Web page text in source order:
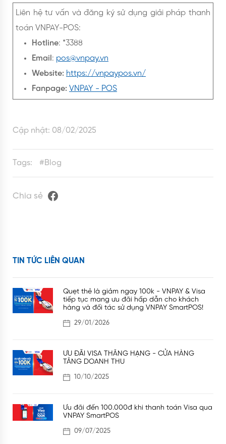
Liên hệ tư vấn và đăng ký sử dụng giải pháp thanh
toán VNPAY-POS:
Hotline: *3388
Email : pos@vnpay.vn
Website: https://vnpaypos.vn/
Fanpage: VNPAY - POS
Cập nhật: 08/02/2025
Tags: #Blog
Chia sẻ
TIN TỨC LIÊN QUAN
Quẹt thẻ là giảm ngay 100k - VNPAY & Visa
tiếp tục mang ưu đãi hấp dẫn cho khách
hàng và đối tác sử dụng VNPAY SmartPOS!
29/01/2026
ƯU ĐÃI VISA THĂNG HẠNG - CỬA HÀNG
TĂNG DOANH THU
10/10/2025
Ưu đãi đến 100.000đ khi thanh toán Visa qua
VNPAY SmartPOS
09/07/2025